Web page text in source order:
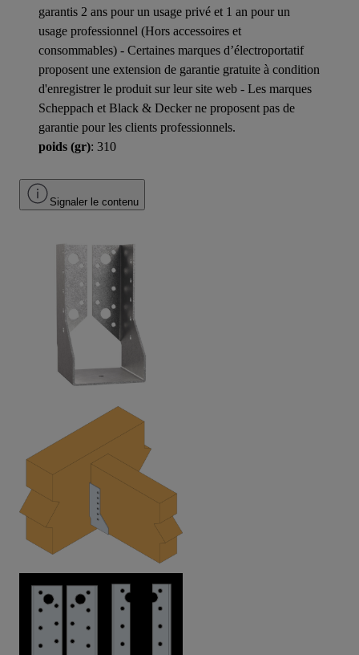
garantis 2 ans pour un usage privé et 1 an pour un
usage professionnel (Hors accessoires et
consommables) - Certaines marques d’électroportatif
proposent une extension de garantie gratuite à condition
d'enregistrer le produit sur leur site web - Les marques
Scheppach et Black & Decker ne proposent pas de
garantie pour les clients professionnels.
poids (gr): 310
Signaler le contenu